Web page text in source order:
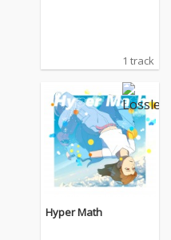
1 track
Hyper Math